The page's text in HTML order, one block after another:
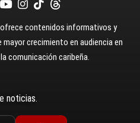
contenidos informativos y
crecimiento en audiencia en
comunicación caribeña.
noticias.